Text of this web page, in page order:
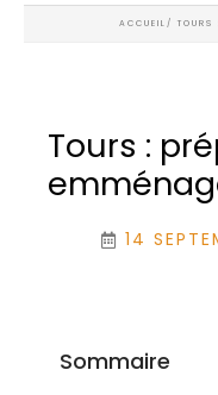
ACCUEIL / TOURS
Tours :
14
Sommaire